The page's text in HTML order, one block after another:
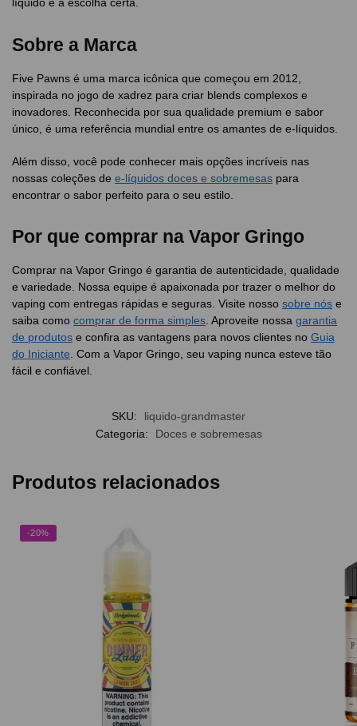
líquido é a escolha certa.
Sobre a Marca
Five Pawns é uma marca icônica que começou em 2012,
inspirada no jogo de xadrez para criar blends complexos e
inovadores. Reconhecida por sua qualidade premium e sabor
único, é uma referência mundial entre os amantes de e-líquidos.
Além disso, você pode conhecer mais opções incríveis nas
nossas coleções de e-líquidos doces e sobremesas para
encontrar o sabor perfeito para o seu estilo.
Por que comprar na Vapor Gringo
Comprar na Vapor Gringo é garantia de autenticidade, qualidade
e variedade. Nossa equipe é apaixonada por trazer o melhor do
vaping com entregas rápidas e seguras. Visite nosso sobre nós e
saiba como comprar de forma simples . Aproveite nossa garantia
de produtos e confira as vantagens para novos clientes no Guia
do Iniciante . Com a Vapor Gringo, seu vaping nunca esteve tão
fácil e confiável.
SKU:
liquido-grandmaster
Categoria:
Doces e sobremesas
Produtos relacionados
-20%